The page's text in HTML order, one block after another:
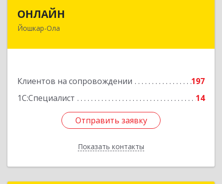
ОНЛАЙН
Йошкар-Ола
Клиентов на сопровождении
197
1С:Специалист
14
Отправить заявку
Показать контакты
424000, Марий Эл Респ, Йошкар-Ола г,
Отправить заявку
Назад